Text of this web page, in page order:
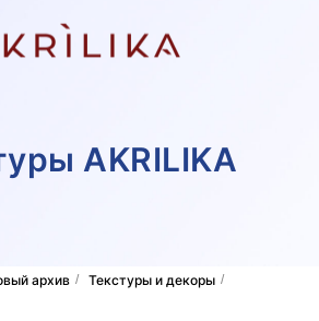
AKRILIKA
архив / Текстуры и декоры /